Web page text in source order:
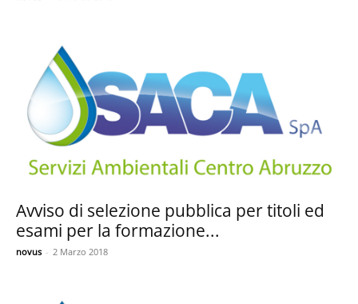
Avviso di selezione pubblica per titoli ed
esami per la formazione...
novus - 2 Marzo 2018